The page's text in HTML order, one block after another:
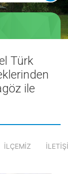
Türk
ile
İLÇEMİZ